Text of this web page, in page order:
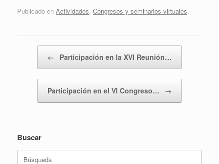
Publicado en Actividades, Congresos y seminarios virtuales.
← Participación en la XVI Reunión…
Participación en el VI Congreso… →
Buscar